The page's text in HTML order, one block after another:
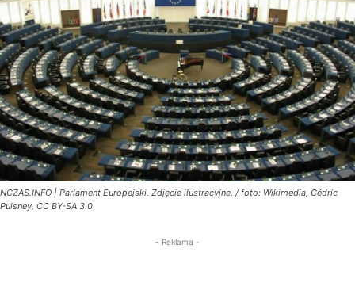
NCZAS.INFO | Parlament Europejski. Zdjęcie ilustracyjne. / foto: Wikimedia, Cédric
Puisney, CC BY-SA 3.0
- Reklama -